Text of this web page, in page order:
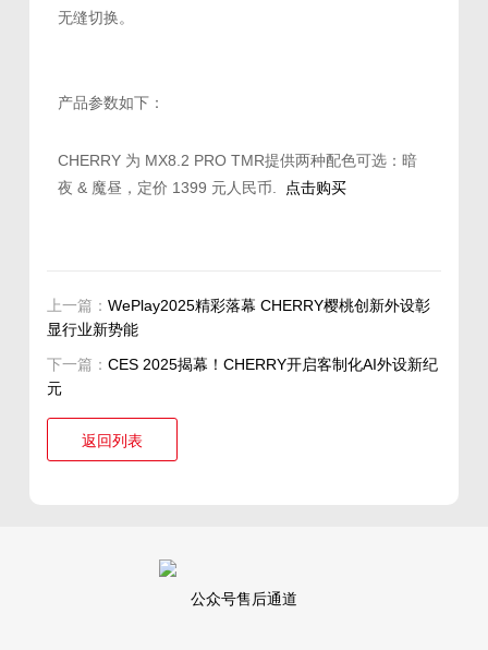
无缝切换。
产品参数如下：
CHERRY 为 MX8.2 PRO TMR提供两种配色可选：暗
夜 & 魔昼，定价 1399 元人民币.
点击购买
上一篇：WePlay2025精彩落幕 CHERRY樱桃创新外设彰
显行业新势能
下一篇：CES 2025揭幕！CHERRY开启客制化AI外设新纪
元
返回列表
公众号售后通道